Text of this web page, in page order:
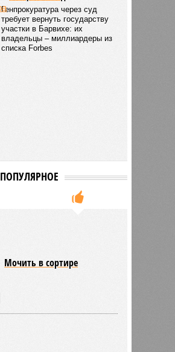
Генпрокуратура через суд
требует вернуть государству
участки в Барвихе: их
владельцы – миллиардеры из
списка Forbes
ПОПУЛЯРНОЕ
Мочить в сортире